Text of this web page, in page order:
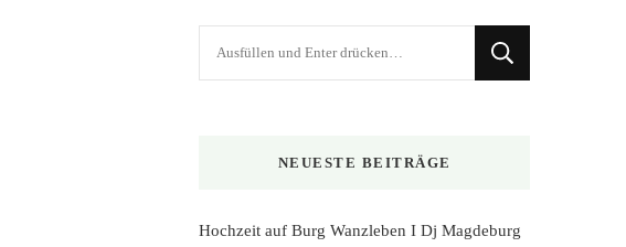
NEUESTE BEITRÄGE
Hochzeit auf Burg Wanzleben I Dj Magdeburg